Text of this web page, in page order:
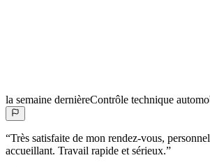
la semaine dernièreContrôle technique
“Très satisfaite de mon rendez-vous,
accueillant. Travail rapide et sérieux.”